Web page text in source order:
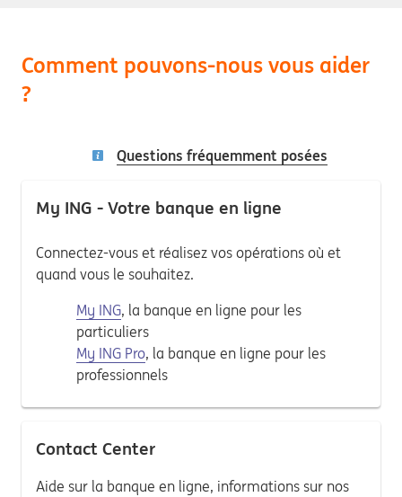
Comment pouvons-nous vous aider
?
Questions fréquemment posées
My ING - Votre banque en ligne
Connectez-vous et réalisez vos opérations où et
quand vous le souhaitez.
My ING, la banque en ligne pour les
particuliers
My ING Pro, la banque en ligne pour les
professionnels
Contact Center
Aide sur la banque en ligne, informations sur nos